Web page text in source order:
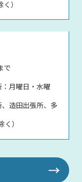
）
で
月曜日・水曜
造田出張所、多
）